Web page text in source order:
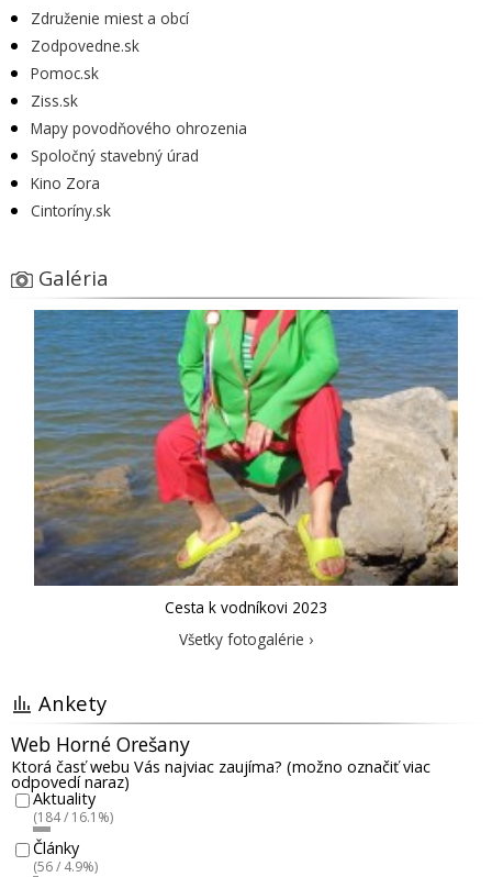
Združenie miest a obcí
Zodpovedne.sk
Pomoc.sk
Ziss.sk
Mapy povodňového ohrozenia
Spoločný stavebný úrad
Kino Zora
Cintoríny.sk
Galéria
Cesta k vodníkovi 2023
Všetky fotogalérie ›
Ankety
Web Horné Orešany
Ktorá časť webu Vás najviac zaujíma? (možno označiť viac
odpovedí naraz)
Aktuality
(184 / 16.1%)
Články
(56 / 4.9%)